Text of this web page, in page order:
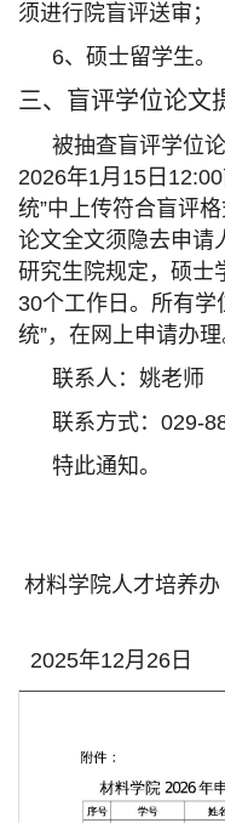
须进行院盲评送审；
6、硕士留学生。
三、盲评学位论文
被抽查盲评学位
2026年1月15日
统”中上传符合盲评
论文全文须隐去申请
研究生院规定，硕士
30个工作日。所有学
统”，在网上申请办理
联系人：姚老师
联系方式：029-
特此通知。
材料学院人才培养办
2025年12月26日